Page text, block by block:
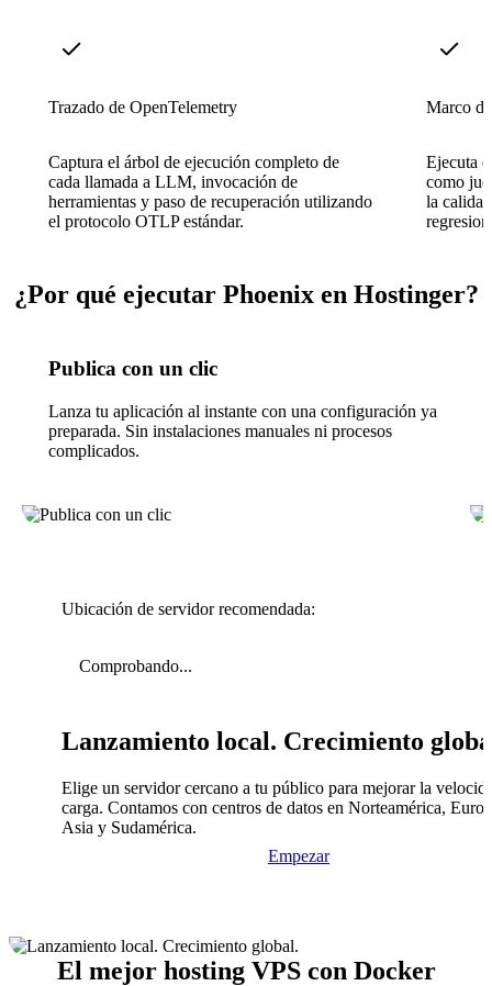
Trazado de OpenTelemetry
Captura el árbol de ejecución completo de
cada llamada a LLM, invocación de
herramientas y paso de recuperación utilizando
el protocolo OTLP estándar.
Marco
Ejecuta
como
la
¿Por qué ejecutar Phoenix en Hostinger?
Publica con un clic
Lanza tu aplicación al instante con una configuración ya
preparada. Sin instalaciones manuales ni procesos
complicados.
Ubicación de servidor recomendada:
Comprobando...
Lanzamiento local. Crecimiento
Elige un servidor cercano a tu público para mejorar la
carga. Contamos con centros de datos en Norteamérica,
Asia y Sudamérica.
Empezar
El mejor hosting VPS con Docker